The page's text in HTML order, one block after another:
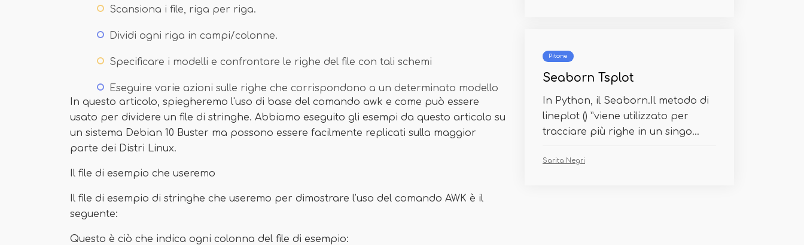
Scansiona i file, riga per riga.
Dividi ogni riga in campi/colonne.
Specificare i modelli e confrontare le righe del file con tali schemi
Eseguire varie azioni sulle righe che corrispondono a un determinato modello
In questo articolo, spiegheremo l'uso di base del comando awk e come può essere
usato per dividere un file di stringhe. Abbiamo eseguito gli esempi da questo articolo su
un sistema Debian 10 Buster ma possono essere facilmente replicati sulla maggior
parte dei Distri Linux.
Il file di esempio che useremo
Il file di esempio di stringhe che useremo per dimostrare l'uso del comando AWK è il
seguente:
Questo è ciò che indica ogni colonna del file di esempio:
Pitone
Seaborn Tsplot
In Python, il Seaborn.Il metodo di
lineplot () ”viene utilizzato per
tracciare più righe in un singo...
Sarita Negri